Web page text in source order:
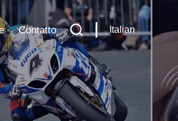
Contatto Italian